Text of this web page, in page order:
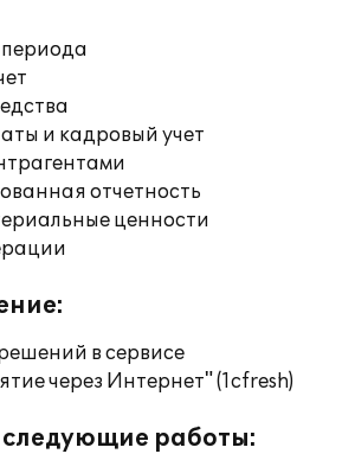
и кадровый учет
отчетность
ценности
в сервисе
через Интернет" (1cfresh)
работы: